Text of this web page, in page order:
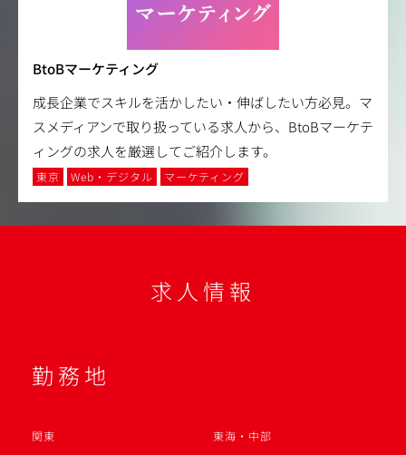
BtoBマーケティング
成長企業でスキルを活かしたい・伸ばしたい方必見。マ
スメディアンで取り扱っている求人から、BtoBマーケテ
ィングの求人を厳選してご紹介します。
東京 Web・デジタル マーケティング
求人情報
勤務地
関東
東海・中部